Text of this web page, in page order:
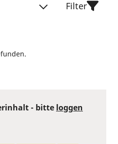
Filter
- bitte loggen